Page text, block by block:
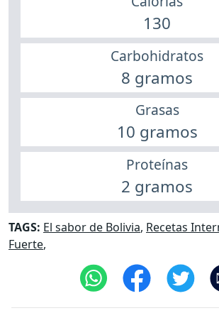
130
Carbohidratos
8 gramos
Grasas
10 gramos
Proteínas
2 gramos
TAGS: El sabor de Bolivia, Recetas
Fuerte,